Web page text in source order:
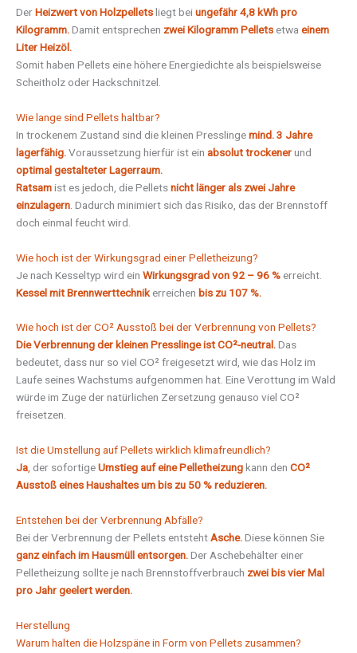
DerHeizwert von Holzpelletsliegt beiungefähr 4,8 kWh pro
Kilogramm.Damit entsprechen zwei Kilogramm Pellets etwa einem
Liter Heizöl.
Somit haben Pellets eine höhere Energiedichte als beispielsweise
Scheitholz oder Hackschnitzel.
Wie lange sind Pellets haltbar?
In trockenem Zustand sind die kleinen Presslingemind. 3 Jahre
lagerfähig.Voraussetzung hierfür ist ein absolut trockenerund
optimal gestalteter Lagerraum.
Ratsamist es jedoch, die Pelletsnicht länger als zwei Jahre
einzulagern Dadurch minimiert sich das Risiko, das der Brennstoff
doch einmal feucht wird.
Wie hoch ist der Wirkungsgrad einer Pelletheizung?
Je nach Kesseltyp wird ein Wirkungsgrad von 92 – 96 % erreicht.
Kessel mit Brennwerttechnik erreichen bis zu 107 %.
Wie hoch ist der CO² Ausstoß bei der Verbrennung von Pellets?
Die Verbrennung der kleinen Presslinge ist CO²-neutral.Das
bedeutet, dass nur so viel CO² freigesetzt wird, wie das Holz im
Laufe seines Wachstums aufgenommen hat. Eine Verottung im Wald
würde im Zuge der natürlichen Zersetzung genauso viel CO²
freisetzen.
Ist die Umstellung auf Pellets wirklich klimafreundlich?
Ja, der sofortigeUmstieg auf eine Pelletheizungkann den CO²
Ausstoß eines Haushaltes um bis zu 50 % reduzieren.
Entstehen bei der Verbrennung Abfälle?
Bei der Verbrennung der Pellets entstehtAsche.Diese können Sie
ganz einfach im Hausmüll entsorgen.Der Aschebehälter einer
Pelletheizung sollte je nach Brennstoffverbrauch zwei bis vier Mal
pro Jahr geelert werden.
Herstellung
Warum halten die Holzspäne in Form von Pellets zusammen?